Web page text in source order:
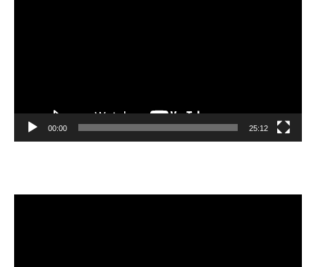
00:00 25:12